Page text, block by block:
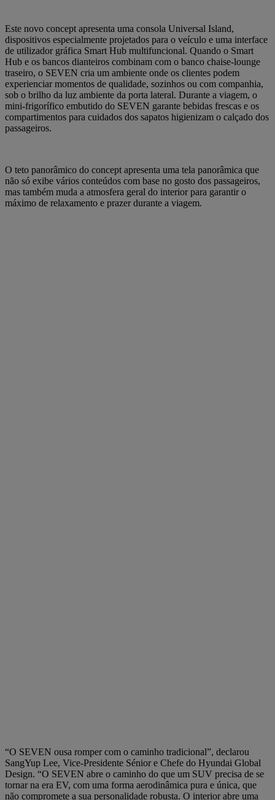
Este novo concept apresenta uma consola Universal Island,
dispositivos especialmente projetados para o veículo e uma interface
de utilizador gráfica Smart Hub multifuncional. Quando o Smart
Hub e os bancos dianteiros combinam com o banco chaise-lounge
traseiro, o SEVEN cria um ambiente onde os clientes podem
experienciar momentos de qualidade, sozinhos ou com companhia,
sob o brilho da luz ambiente da porta lateral. Durante a viagem, o
mini-frigorífico embutido do SEVEN garante bebidas frescas e os
compartimentos para cuidados dos sapatos higienizam o calçado dos
passageiros.
O teto panorâmico do concept apresenta uma tela panorâmica que
não só exibe vários conteúdos com base no gosto dos passageiros,
mas também muda a atmosfera geral do interior para garantir o
máximo de relaxamento e prazer durante a viagem.
“O SEVEN ousa romper com o caminho tradicional”, declarou
SangYup Lee, Vice-Presidente Sénior e Chefe do Hyundai Global
Design. “O SEVEN abre o caminho do que um SUV precisa de se
tornar na era EV, com uma forma aerodinâmica pura e única, que
não compromete a sua personalidade robusta. O interior abre uma